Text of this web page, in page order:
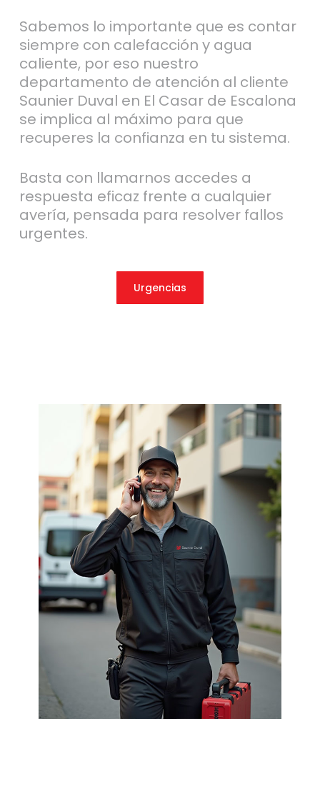
Sabemos lo importante que es contar
siempre con calefacción y agua
caliente, por eso nuestro
departamento de atención al cliente
Saunier Duval en El Casar de Escalona
se implica al máximo para que
recuperes la confianza en tu sistema.
Basta con llamarnos accedes a
respuesta eficaz frente a cualquier
avería, pensada para resolver fallos
urgentes.
Urgencias